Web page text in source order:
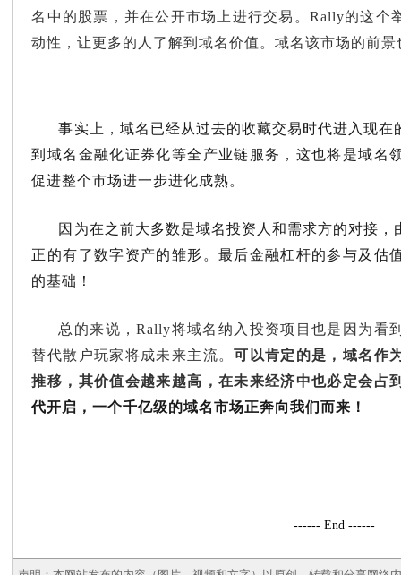
名中的股票，并在公开市场上进行交易。Rally的这个
动性，让更多的人了解到域名价值。域名该市场的前
事实上， 域名已经从过去的收藏交易时代进入现在
到域名金融化证券化等全产业链服务，这也将是域名
促进整个市场进一步进化成熟。
因为在之前大多数是域名投资人和需求方的对接
正的有了数字资产的雏形。最后金融杠杆的参与及估
的基础！
总的来说，Rally将域名纳入投资项目也是因为看
替代散户玩家将成未来主流。可以肯定的是，域名作
推移，其价值会越来越高，在未来经济中也必定会占
代开启，一个千亿级的域名市场正奔向我们而来！
------ End ------